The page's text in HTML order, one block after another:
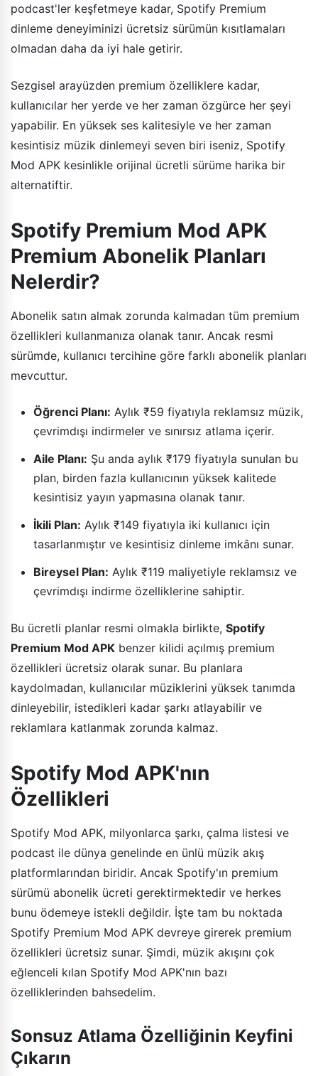
podcast'ler keşfetmeye kadar, Spotify Premium
dinleme deneyiminizi ücretsiz sürümün kısıtlamaları
olmadan daha da iyi hale getirir.
Sezgisel arayüzden premium özelliklere kadar,
kullanıcılar her yerde ve her zaman özgürce her şeyi
yapabilir. En yüksek ses kalitesiyle ve her zaman
kesintisiz müzik dinlemeyi seven biri iseniz, Spotify
Mod APK kesinlikle orijinal ücretli sürüme harika bir
alternatiftir.
Spotify Premium Mod APK
Premium Abonelik Planları
Nelerdir?
Abonelik satın almak zorunda kalmadan tüm premium
özellikleri kullanmanıza olanak tanır. Ancak resmi
sürümde, kullanıcı tercihine göre farklı abonelik planları
mevcuttur.
Öğrenci Planı: Aylık ₹59 fiyatıyla reklamsız müzik,
çevrimdışı indirmeler ve sınırsız atlama içerir.
Aile Planı: Şu anda aylık ₹179 fiyatıyla sunulan bu
plan, birden fazla kullanıcının yüksek kalitede
kesintisiz yayın yapmasına olanak tanır.
İkili Plan: Aylık ₹149 fiyatıyla iki kullanıcı için
tasarlanmıştır ve kesintisiz dinleme imkânı sunar.
Bireysel Plan: Aylık ₹119 maliyetiyle reklamsız ve
çevrimdışı indirme özelliklerine sahiptir.
Bu ücretli planlar resmi olmakla birlikte, Spotify
Premium Mod APK benzer kilidi açılmış premium
özellikleri ücretsiz olarak sunar. Bu planlara
kaydolmadan, kullanıcılar müziklerini yüksek tanımda
dinleyebilir, istedikleri kadar şarkı atlayabilir ve
reklamlara katlanmak zorunda kalmaz.
Spotify Mod APK'nın
Özellikleri
Spotify Mod APK, milyonlarca şarkı, çalma listesi ve
podcast ile dünya genelinde en ünlü müzik akış
platformlarından biridir. Ancak Spotify'ın premium
sürümü abonelik ücreti gerektirmektedir ve herkes
bunu ödemeye istekli değildir. İşte tam bu noktada
Spotify Premium Mod APK devreye girerek premium
özellikleri ücretsiz sunar. Şimdi, müzik akışını çok
eğlenceli kılan Spotify Mod APK'nın bazı
özelliklerinden bahsedelim.
Sonsuz Atlama Özelliğinin Keyfini
Çıkarın